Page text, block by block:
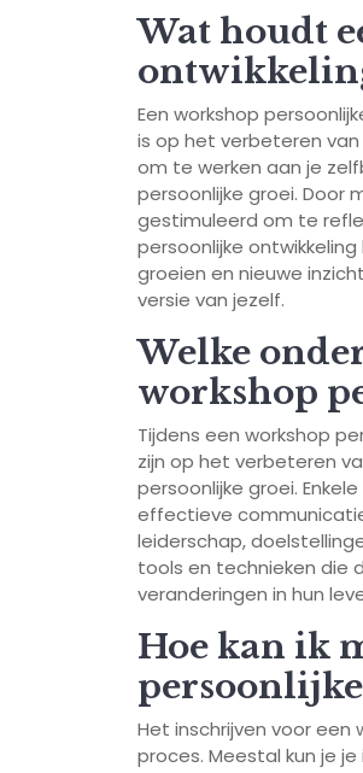
Wat houdt
Een workshop
is op het verbeteren van
om te werken aan je
persoonlijke groei. Door
gestimuleerd om te
persoonlijke
groeien en nieuwe
versie van jezelf.
Welke
workshop
Tijdens een workshop
zijn op het verbeteren
persoonlijke groei.
effectieve
leiderschap,
tools en technieken die
veranderingen in hun
Hoe kan ik
Het inschrijven voor een
proces. Meestal kun je